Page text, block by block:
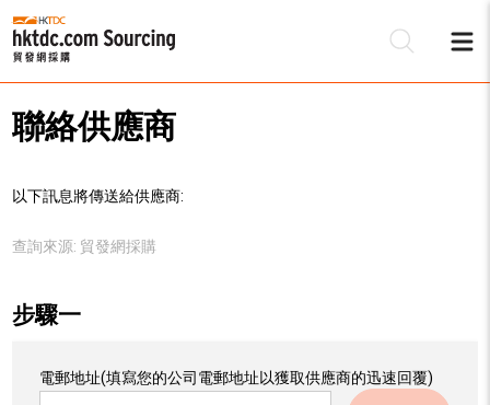
聯絡供應商
以下訊息將傳送給供應商:
查詢來源: 貿發網採購
步驟一
電郵地址(填寫您的公司電郵地址以獲取供應商的迅速回覆)